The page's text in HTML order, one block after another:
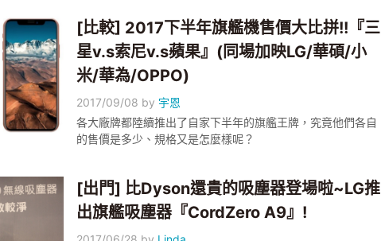
[比較] 2017下半年旗艦機售價大比拼!!『三
星v.s索尼v.s蘋果』(同場加映LG/華碩/小
米/華為/OPPO)
2017/09/08 by 宇恩
各大廠牌都陸續推出了自家下半年的旗艦王牌，究竟他們各自
的售價是多少、規格又是怎麼樣呢？
[出門] 比Dyson還貴的吸塵器登場啦~LG推
出旗艦吸塵器『CordZero A9』!